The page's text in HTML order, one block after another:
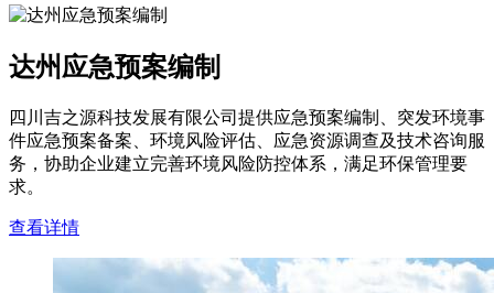
达州应急预案编制
四川吉之源科技发展有限公司提供应急预案编制、突发环境事
件应急预案备案、环境风险评估、应急资源调查及技术咨询服
务，协助企业建立完善环境风险防控体系，满足环保管理要
求。
查看详情